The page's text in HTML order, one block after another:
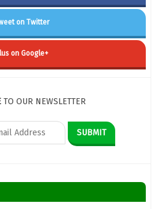
on Twitter
on Google+
TO OUR NEWSLETTER